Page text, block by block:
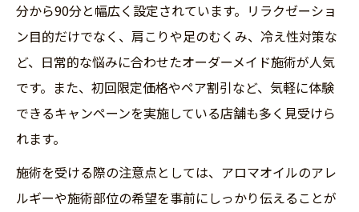
分から90分と幅広く設定されています。リラクゼーショ
ン目的だけでなく、肩こりや足のむくみ、冷え性対策な
ど、日常的な悩みに合わせたオーダーメイド施術が人気
です。また、初回限定価格やペア割引など、気軽に体験
できるキャンペーンを実施している店舗も多く見受けら
れます。
施術を受ける際の注意点としては、アロマオイルのアレ
ルギーや施術部位の希望を事前にしっかり伝えることが